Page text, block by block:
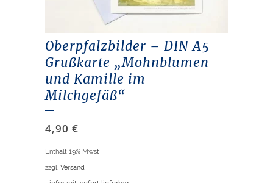
Oberpfalzbilder – DIN A5
Grußkarte „Mohnblumen
und Kamille im
Milchgefäß“
4,90 €
Enthält 19% Mwst
zzgl. Versand